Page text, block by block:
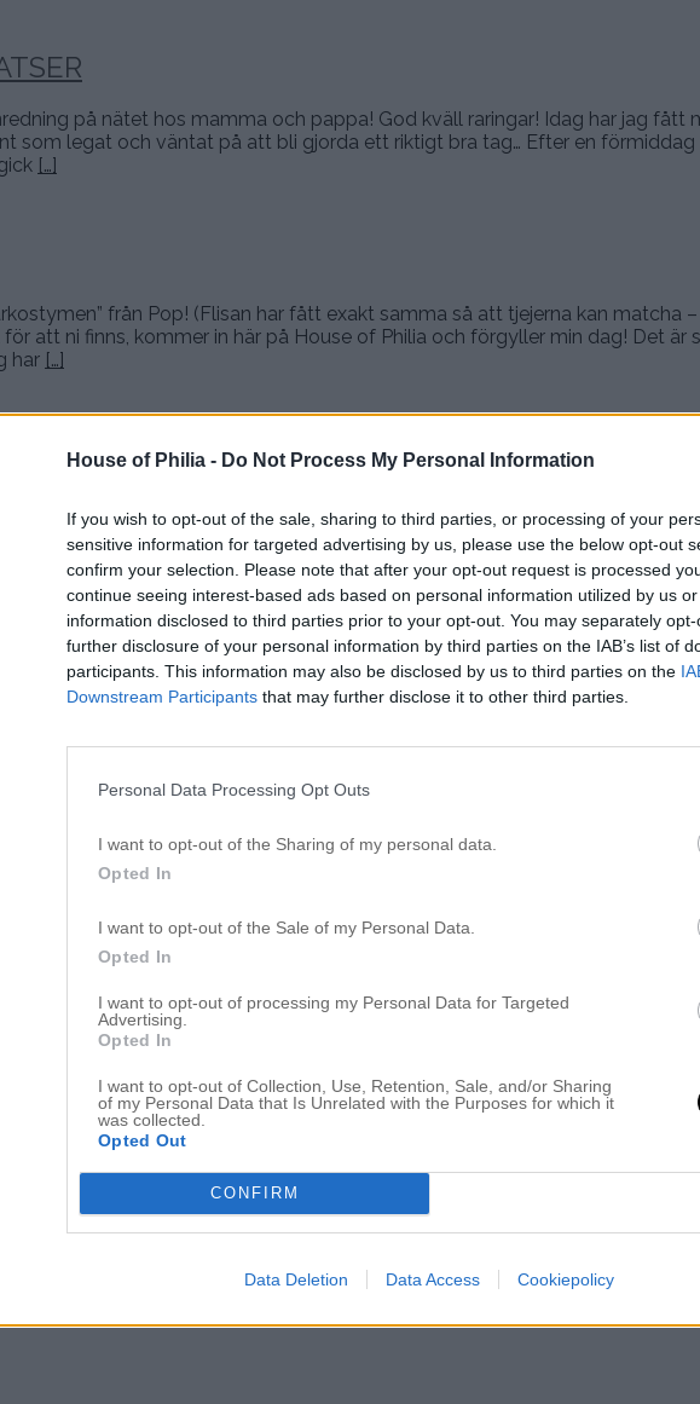
House of Philia - Do Not Process My Personal Information
If you wish to opt-out of the sale, sharing to third parties, or processing of your
sensitive information for targeted advertising by us, please use the below opt-out
confirm your selection. Please note that after your opt-out request is processed
continue seeing interest-based ads based on personal information utilized by us
information disclosed to third parties prior to your opt-out. You may separately
further disclosure of your personal information by third parties on the IAB’s list of
participants. This information may also be disclosed by us to third parties on the
Downstream Participants that may further disclose it to other third parties.
Personal Data Processing Opt Outs
I want to opt-out of the Sharing of my personal data.
Opted In
I want to opt-out of the Sale of my Personal Data.
Opted In
I want to opt-out of processing my Personal Data for Targeted
Advertising.
Opted In
I want to opt-out of Collection, Use, Retention, Sale, and/or Sharing
of my Personal Data that Is Unrelated with the Purposes for which it
was collected.
Opted Out
CONFIRM
Data Deletion Data Access Cookiepolicy
på nätet hos mamma och pappa! God kväll raringar! Idag har jag fått
som legat och väntat på att bli gjorda ett riktigt bra tag… Efter en förmiddag
[…]
från Pop! (Flisan har fått exakt samma så att tjejerna kan matcha
att ni finns, kommer in här på House of Philia och förgyller min dag! Det är
har […]
Rekommenderade inlägg
PÄLSJACKAN I VINTER
PERFEKTA PEPPARKAKOR
FÖRSTA LJUSET TÄNT!
DET UNDERBARA JULPORSLINET